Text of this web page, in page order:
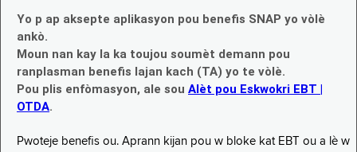
Yo p ap aksepte aplikasyon pou benefis SNAP yo vòlè
ankò.
Moun nan kay la ka toujou soumèt demann pou
ranplasman benefis lajan kach (TA) yo te vòlè.
Pou plis enfòmasyon, ale sou Alèt pou Eskwokri EBT |
OTDA.
Pwoteje benefis ou. Aprann kijan pou w bloke kat EBT ou a lè w